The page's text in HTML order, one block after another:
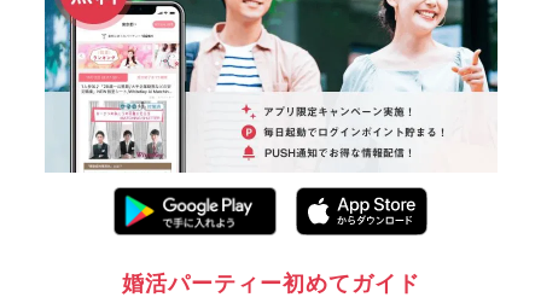
婚活パーティー初めてガイド